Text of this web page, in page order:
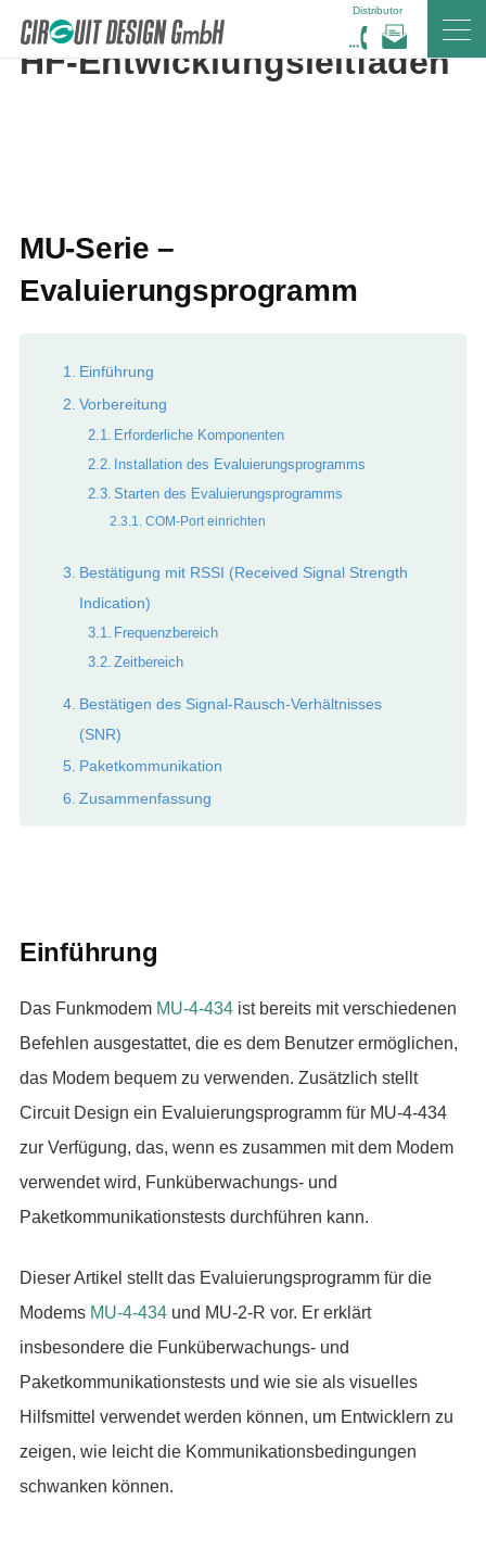
Distributor
HOME
DE HF-Entwicklungsleitfaden
HF-Entwicklungsleitfaden
MU-Serie –
Evaluierungsprogramm
Einführung
Vorbereitung
Erforderliche Komponenten
Installation des Evaluierungsprogramms
Starten des Evaluierungsprogramms
COM-Port einrichten
Bestätigung mit RSSI (Received Signal Strength
Indication)
Frequenzbereich
Zeitbereich
Bestätigen des Signal-Rausch-Verhältnisses
(SNR)
Paketkommunikation
Zusammenfassung
Einführung
Das Funkmodem MU-4-434ist bereits mit verschiedenen
Befehlen ausgestattet, die es dem Benutzer ermöglichen,
das Modem bequem zu verwenden. Zusätzlich stellt
Circuit Design ein Evaluierungsprogramm für MU-4-434
zur Verfügung, das, wenn es zusammen mit dem Modem
verwendet wird, Funküberwachungs- und
Paketkommunikationstests durchführen kann.
Dieser Artikel stellt das Evaluierungsprogramm für die
Modems MU-4-434und MU-2-R vor. Er erklärt
insbesondere die Funküberwachungs- und
Paketkommunikationstests und wie sie als visuelles
Hilfsmittel verwendet werden können, um Entwicklern zu
zeigen, wie leicht die Kommunikationsbedingungen
schwanken können.